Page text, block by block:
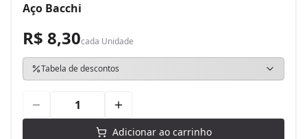
Aço Bacchi
R$ 8,30cada Unidade
Tabela de descontos
Adicionar ao carrinho